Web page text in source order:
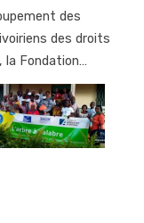
des
des droits
la Fondation…